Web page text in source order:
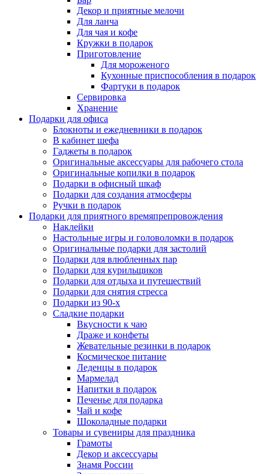
Декор и приятные мелочи
Для ланча
Для чая и кофе
Кружки в подарок
Приготовление
Для мороженого
Кухонные приспособления в подарок
Фартуки в подарок
Сервировка
Хранение
Подарки для офиса
Блокноты и ежедневники в подарок
В кабинет шефа
Гаджеты в подарок
Оригинальные аксессуары для рабочего стола
Оригинальные копилки в подарок
Подарки в офисный шкаф
Подарки для создания атмосферы
Ручки в подарок
Подарки для приятного времяпрепровождения
Наклейки
Настольные игры и головоломки в подарок
Оригинальные подарки для застолий
Подарки для влюбленных пар
Подарки для курильщиков
Подарки для отдыха и путешествий
Подарки для снятия стресса
Подарки из 90-х
Сладкие подарки
Вкусности к чаю
Драже и конфеты
Жевательные резинки в подарок
Космическое питание
Леденцы в подарок
Мармелад
Напитки в подарок
Печенье для подарка
Чай и кофе
Шоколадные подарки
Товары и сувениры для праздника
Грамоты
Декор и аксессуары
Знамя России